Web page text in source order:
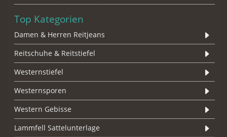
Top Kategorien
Damen & Herren Reitjeans
Reitschuhe & Reitstiefel
Westernstiefel
Westernsporen
Western Gebisse
Lammfell Sattelunterlage